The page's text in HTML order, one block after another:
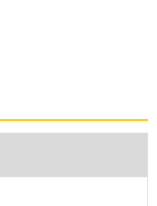
可支援 2 張 GSM
用商務或個人用
、出差的商務人